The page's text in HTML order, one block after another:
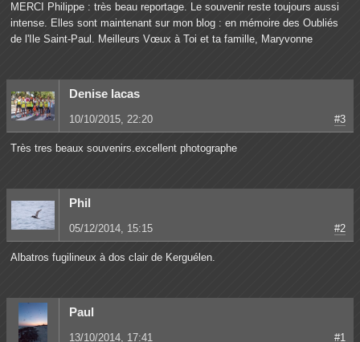
MERCI Philippe : très beau reportage. Le souvenir reste toujours aussi
intense. Elles sont maintenant sur mon blog : en mémoire des Oubliés
de l'Ile Saint-Paul. Meilleurs Vœux à Toi et ta famille, Maryvonne
Denise lacas
10/10/2015, 22:20 #3
Très tres beaux souvenirs.excellent photographe
Phil
05/12/2014, 15:15 #2
Albatros fugilineux à dos clair de Kerguélen.
Paul
13/10/2014, 17:41 #1